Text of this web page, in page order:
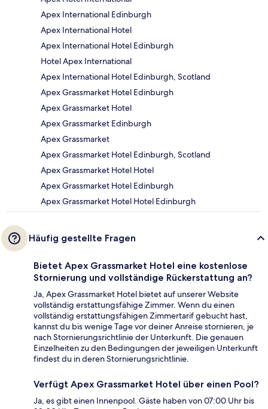
Apex International Edinburgh
Apex International Hotel
Apex International Hotel Edinburgh
Hotel Apex International
Apex International Hotel Edinburgh, Scotland
Apex Grassmarket Hotel Edinburgh
Apex Grassmarket Hotel
Apex Grassmarket Edinburgh
Apex Grassmarket
Apex Grassmarket Hotel Edinburgh, Scotland
Apex Grassmarket Hotel Hotel
Apex Grassmarket Hotel Edinburgh
Apex Grassmarket Hotel Hotel Edinburgh
Häufig gestellte Fragen
Bietet Apex Grassmarket Hotel eine kostenlose
Stornierung und vollständige Rückerstattung an?
Ja, Apex Grassmarket Hotel bietet auf unserer Website
vollständig erstattungsfähige Zimmer. Wenn du einen
vollständig erstattungsfähigen Zimmertarif gebucht hast,
kannst du bis wenige Tage vor deiner Anreise stornieren, je
nach Stornierungsrichtlinie der Unterkunft. Die genauen
Einzelheiten zu den Bedingungen der jeweiligen Unterkunft
findest du in deren Stornierungsrichtlinie.
Verfügt Apex Grassmarket Hotel über einen Pool?
Ja, es gibt einen Innenpool. Gäste haben von 07:00 Uhr bis